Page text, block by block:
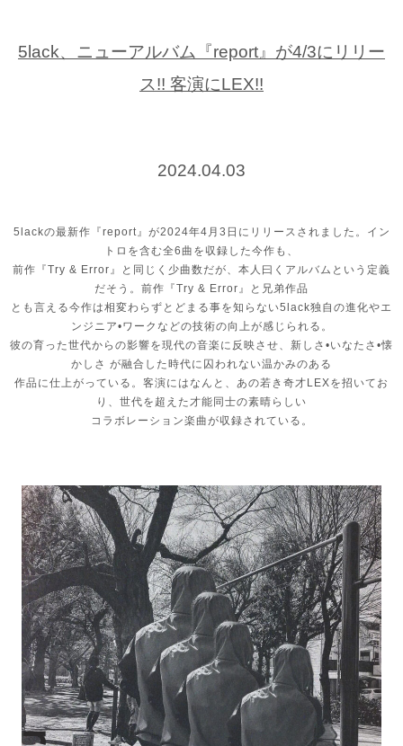
5lack、ニューアルバム『report』が4/3にリリー
ス!! 客演にLEX!!
2024.04.03
5lackの最新作『report』が2024年4月3日にリリースされました。イン
トロを含む全6曲を収録した今作も、
前作『Try & Error』と同じく少曲数だが、本人曰くアルバムという定義
だそう。前作『Try & Error』と兄弟作品
とも言える今作は相変わらずとどまる事を知らない5lack独自の進化やエ
ンジニア•ワークなどの技術の向上が感じられる。
彼の育った世代からの影響を現代の音楽に反映させ、新しさ•いなたさ•懐
かしさ が融合した時代に囚われない温かみのある
作品に仕上がっている。客演にはなんと、あの若き奇才LEXを招いてお
り、世代を超えた才能同士の素晴らしい
コラボレーション楽曲が収録されている。